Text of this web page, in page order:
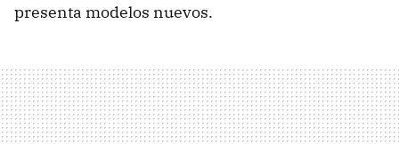
presenta modelos nuevos.